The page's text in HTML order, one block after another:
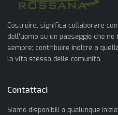
Costruire, significa collaborare
dell'uomo su un paesaggio che
sempre; contribuire inoltre a
la vita stessa delle comunità.
Contattaci
Siamo disponibili a qualunque